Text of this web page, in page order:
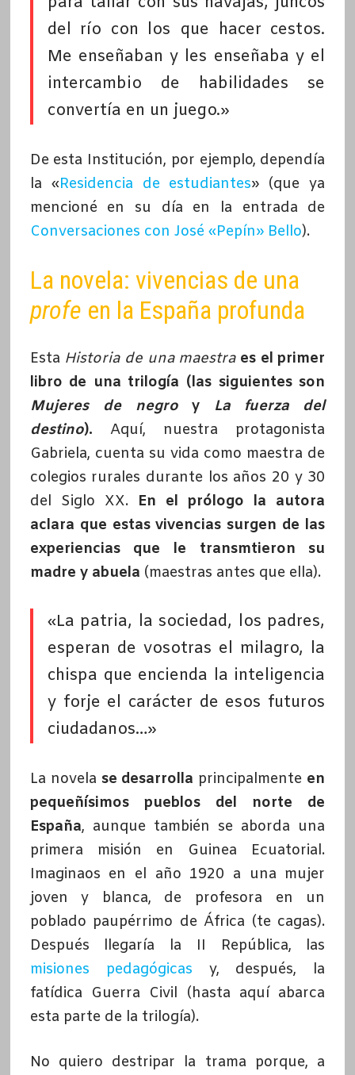
del río con los que hacer cestos.
Me enseñaban y les enseñaba y el
intercambio de habilidades se
convertía en un juego.»
De esta Institución, por ejemplo, dependía
la «Residencia de estudiantes» (que ya
mencioné en su día en la entrada de
Conversaciones con José «Pepín» Bello).
La novela: vivencias de una
profe en la España profunda
Esta Historia de una maestra es el primer
libro de una trilogía (las siguientes son
Mujeres de negroy La fuerza del
destino). Aquí, nuestra protagonista
Gabriela, cuenta su vida como maestra de
colegios rurales durante los años 20 y 30
del Siglo XX. En el prólogo la autora
aclara que estas vivencias surgen de las
experiencias que le transmtieron su
madre y abuela (maestras antes que ella).
«La patria, la sociedad, los padres,
esperan de vosotras el milagro, la
chispa que encienda la inteligencia
y forje el carácter de esos futuros
ciudadanos…»
La novela se desarrolla principalmente en
pequeñísimos pueblos del norte de
España, aunque también se aborda una
primera misión en Guinea Ecuatorial.
Imaginaos en el año 1920 a una mujer
joven y blanca, de profesora en un
poblado paupérrimo de África (te cagas).
Después llegaría la II República, las
misiones pedagógicas y, después, la
fatídica Guerra Civil (hasta aquí abarca
esta parte de la trilogía).
No quiero destripar la trama porque, a